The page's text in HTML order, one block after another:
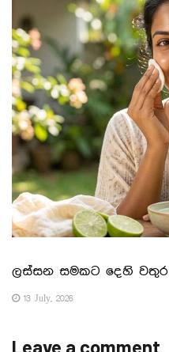
ලස්සන සමකට දෙහි වතුර
13 July, 2026
Leave a comment